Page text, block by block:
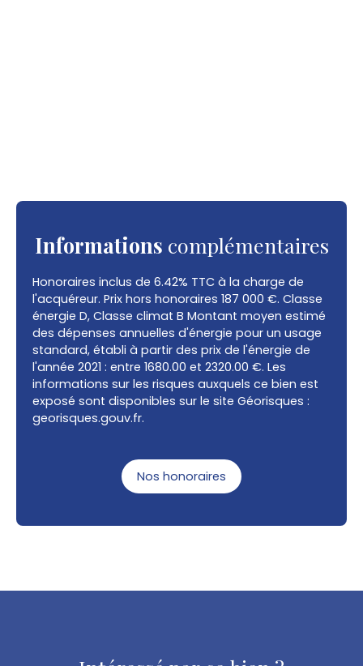
Informations complémentaires
Honoraires inclus de 6.42% TTC à la charge de
l'acquéreur. Prix hors honoraires 187 000 €. Classe
énergie D, Classe climat B Montant moyen estimé
des dépenses annuelles d'énergie pour un usage
standard, établi à partir des prix de l'énergie de
l'année 2021 : entre 1680.00 et 2320.00 €. Les
informations sur les risques auxquels ce bien est
exposé sont disponibles sur le site Géorisques :
georisques.gouv.fr.
Nos honoraires